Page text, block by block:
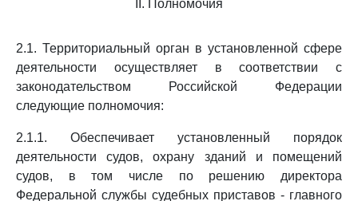
II. Полномочия
2.1. Территориальный орган в установленной сфере
деятельности осуществляет в соответствии с
законодательством Российской Федерации
следующие полномочия:
2.1.1. Обеспечивает установленный порядок
деятельности судов, охрану зданий и помещений
судов, в том числе по решению директора
Федеральной службы судебных приставов - главного